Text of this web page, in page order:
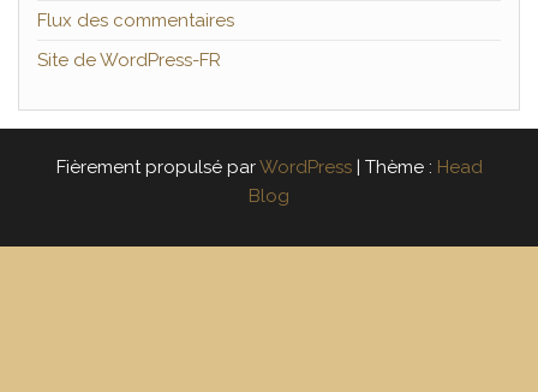
Flux des commentaires
Site de WordPress-FR
Fièrement propulsé parWordPress | Thème : Head
Blog